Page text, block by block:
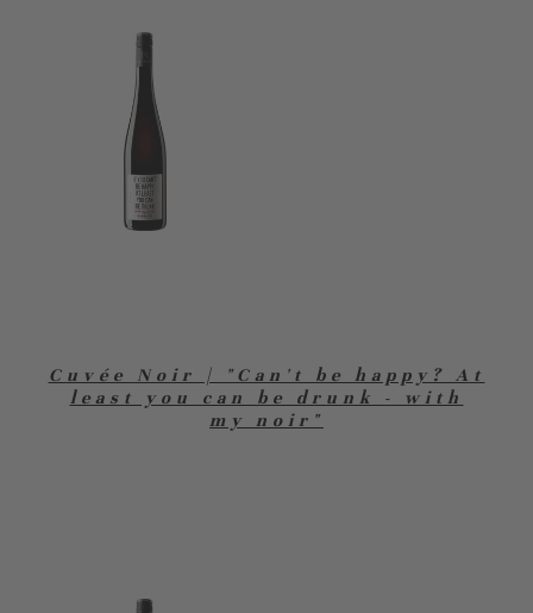
Cuvée Noir | "Can't be happy? At
least you can be drunk - with
my noir"